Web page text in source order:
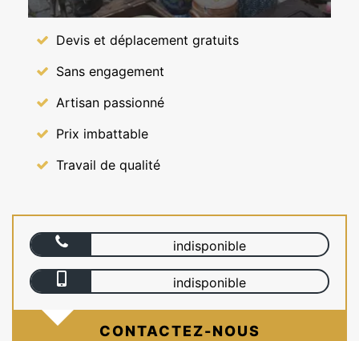
Devis et déplacement gratuits
Sans engagement
Artisan passionné
Prix imbattable
Travail de qualité
indisponible
indisponible
CONTACTEZ-NOUS